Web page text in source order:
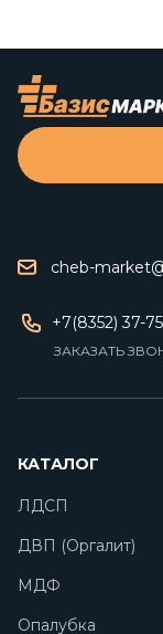
cheb-
+7(8352) 37-
ЗАКАЗАТЬ
КАТАЛОГ
ЛДСП
ДВП (Оргалит)
МДФ
Опалубка